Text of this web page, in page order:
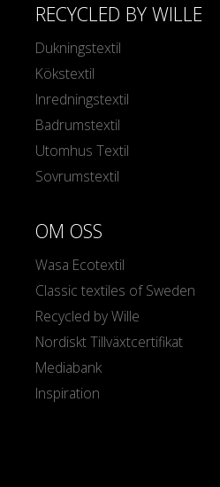
RECYCLED BY WILLE
Dukningstextil
Kökstextil
Inredningstextil
Badrumstextil
Utomhus Textil
Sovrumstextil
OM OSS
Wasa Ecotextil
Classic textiles of Sweden
Recycled by Wille
Nordiskt Tillväxtcertifikat
Mediabank
Inspiration